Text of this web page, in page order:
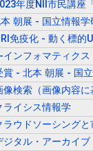
年度NII市民講座
朝展 - 国立情報学
免疫化 - 動く標的
インフォマティクス
賞 - 北本 朝展 - 国
像検索（画像内容に
ライシス情報学
ラウドソーシング
ジタル・アーカイブ